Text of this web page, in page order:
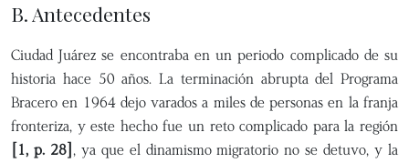
B. Antecedentes
Ciudad Juárez se encontraba en un periodo complicado de su
historia hace 50 años. La terminación abrupta del Programa
Bracero en 1964 dejo varados a miles de personas en la franja
fronteriza, y este hecho fue un reto complicado para la región
[1, p. 28] , ya que el dinamismo migratorio no se detuvo, y la